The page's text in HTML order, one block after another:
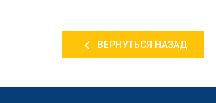
ВЕРНУТЬСЯ НАЗАД